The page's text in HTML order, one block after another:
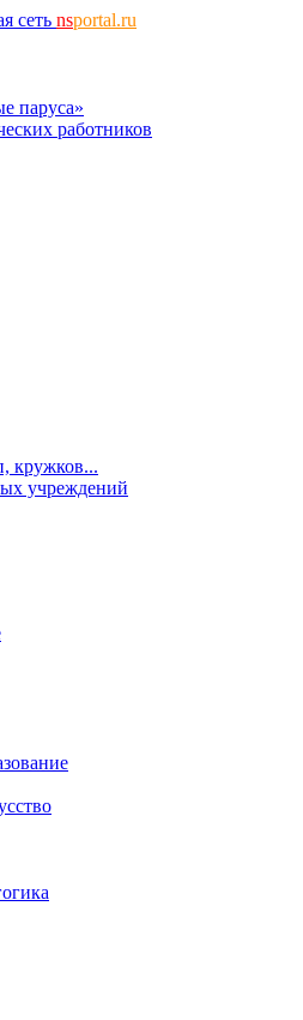
сеть nsportal.ru
паруса»
работников
кружков...
учреждений